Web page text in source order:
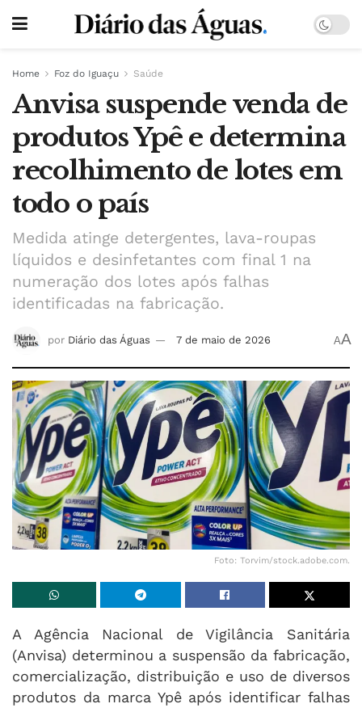
Home Foz do Iguaçu Saúde
Anvisa suspende venda de
produtos Ypê e determina
recolhimento de lotes em
todo o país
Medida atinge detergentes, lava-roupas
líquidos e desinfetantes com final 1 na
numeração dos lotes após falhas
identificadas na fabricação.
por Diário das Águas 7 de maio de 2026 AA
Foto: Torvim/stock.adobe.com.
A Agência Nacional de Vigilância Sanitária
(Anvisa) determinou a suspensão da fabricação,
comercialização, distribuição e uso de diversos
produtos da marca Ypê após identificar falhas